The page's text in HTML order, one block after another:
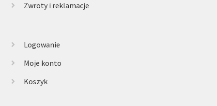
Zwroty i reklamacje
Logowanie
Moje konto
Koszyk